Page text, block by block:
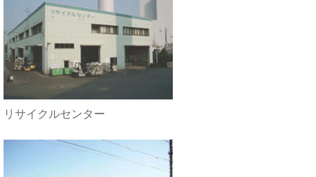
リサイクルセンター